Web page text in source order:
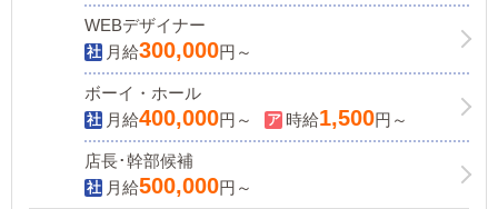
WEBデザイナー
月給300,000円～
ボーイ・ホール
月給400,000円～ 時給1,500円～
店長･幹部候補
月給500,000円～